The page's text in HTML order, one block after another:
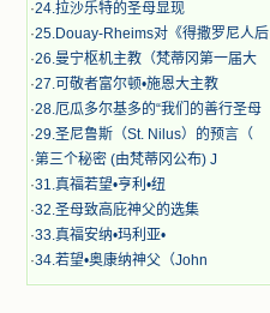
·24.拉沙乐特的圣母显现
·25.Douay-Rheims对《得撒罗尼人后
·26.曼宁枢机主教（梵蒂冈第一届大
·27.可敬者富尔顿•施恩大主教
·28.厄瓜多尔基多的“我们的善行圣母
·29.圣尼鲁斯（St. Nilus）的预言（
·第三个秘密 (由梵蒂冈公布) J
·31.真福若望•亨利•纽
·32.圣母致高庇神父的选集
·33.真福安纳•玛利亚•
·34.若望•奥康纳神父（John